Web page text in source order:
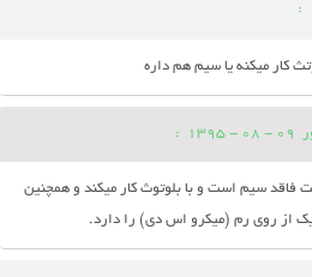
:
کار میکنه یا سیم هم داره
09 - 08 - 1395
:
فاقد سیم است و با بلوتوث کار میکند و همچنین
از روی رم (میکرو اس دی) را دارد.